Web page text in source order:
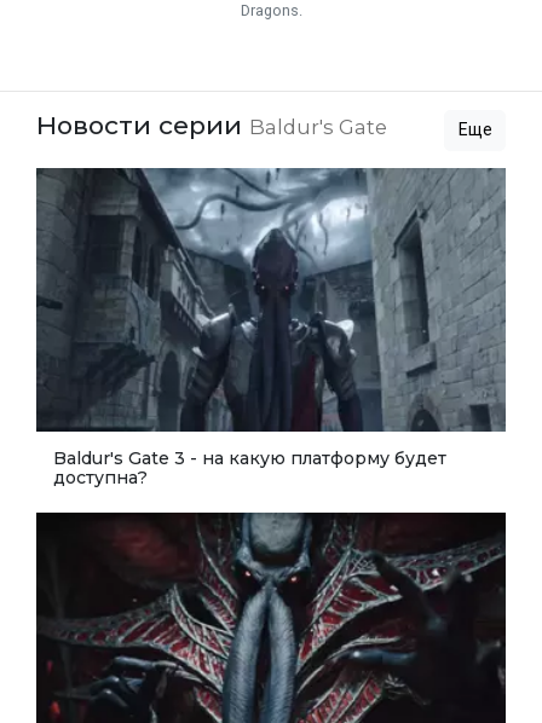
Dragons.
Новости серии Baldur's Gate Еще
Baldur's Gate 3 - на какую платформу будет
доступна?